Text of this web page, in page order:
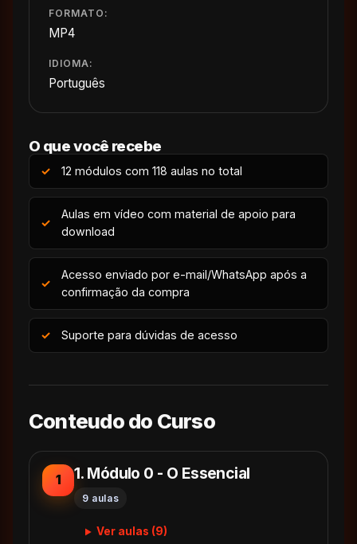
FORMATO:
MP4
IDIOMA:
Português
O que você recebe
12 módulos com 118 aulas no total
Aulas em vídeo com material de apoio para
download
Acesso enviado por e-mail/WhatsApp após a
confirmação da compra
Suporte para dúvidas de acesso
Conteudo do Curso
1 1. Módulo 0 - O Essencial
9 aulas
Ver aulas (9)